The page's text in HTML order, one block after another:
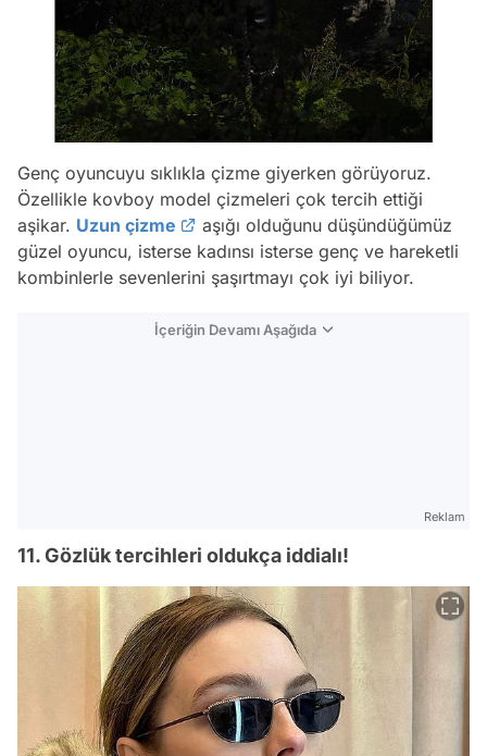
Genç oyuncuyu sıklıkla çizme giyerken görüyoruz.
Özellikle kovboy model çizmeleri çok tercih ettiği
aşikar. Uzun çizme
aşığı olduğunu düşündüğümüz
güzel oyuncu, isterse kadınsı isterse genç ve hareketli
kombinlerle sevenlerini şaşırtmayı çok iyi biliyor.
İçeriğin Devamı Aşağıda
Reklam
11. Gözlük tercihleri oldukça iddialı!